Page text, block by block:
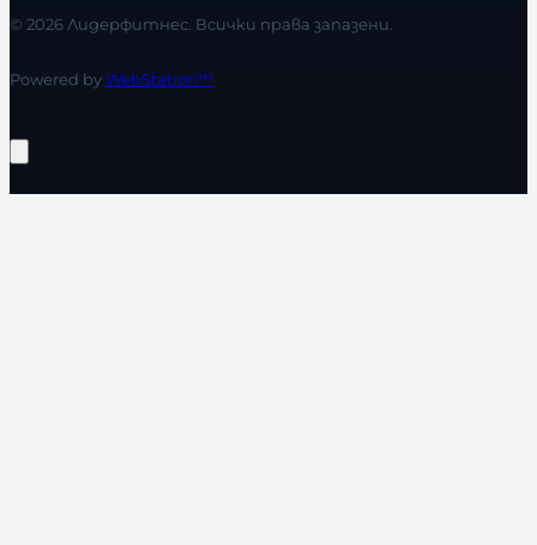
© 2026 Лидерфитнес. Всички права запазени.
Powered byWebStation™